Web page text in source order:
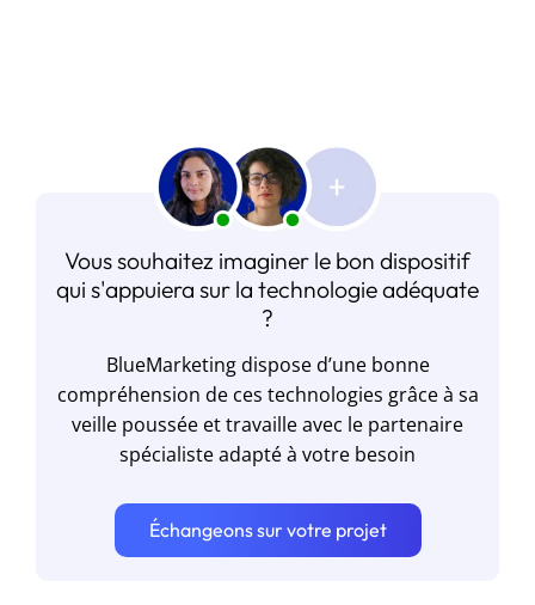
Vous souhaitez imaginer le bon dispositif
qui s'appuiera sur la technologie adéquate
?
BlueMarketing dispose d’une bonne
compréhension de ces technologies grâce à sa
veille poussée et travaille avec le partenaire
spécialiste adapté à votre besoin
Échangeons sur votre projet